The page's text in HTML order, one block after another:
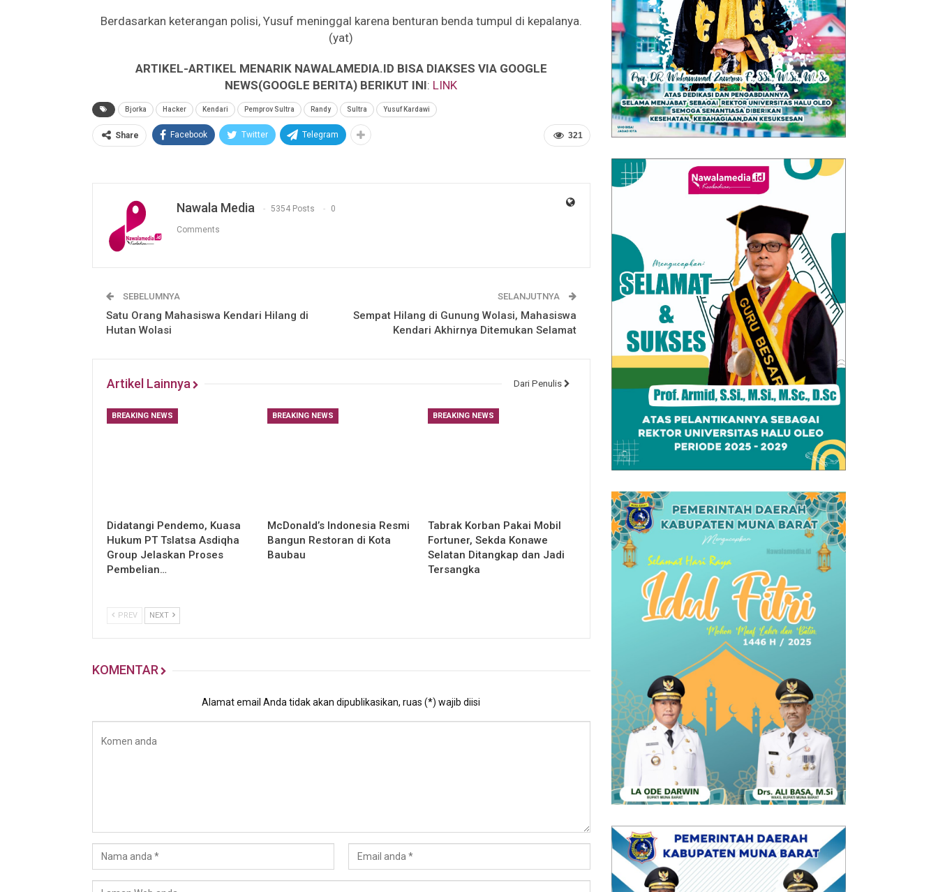
Berdasarkan keterangan polisi, Yusuf meninggal karena benturan benda tumpul di kepalanya.
(yat)
ARTIKEL-ARTIKEL MENARIK NAWALAMEDIA.ID BISA DIAKSES VIA GOOGLE
NEWS(GOOGLE BERITA) BERIKUT INI: LINK
Bjorka Hacker Kendari Pemprov Sultra Randy Sultra Yusuf Kardawi
321
Share Facebook Twitter Telegram
Nawala Media 5354 Posts 0
Comments
SEBELUMNYA
Satu Orang Mahasiswa Kendari Hilang di
Hutan Wolasi
SELANJUTNYA
Sempat Hilang di Gunung Wolasi, Mahasiswa
Kendari Akhirnya Ditemukan Selamat
Artikel Lainnya Dari Penulis
BREAKING NEWS
Didatangi Pendemo, Kuasa
Hukum PT Tslatsa Asdiqha
Group Jelaskan Proses
Pembelian…
BREAKING NEWS
McDonald’s Indonesia Resmi
Bangun Restoran di Kota
Baubau
BREAKING NEWS
Tabrak Korban Pakai Mobil
Fortuner, Sekda Konawe
Selatan Ditangkap dan Jadi
Tersangka
PREV NEXT
KOMENTAR
Alamat email Anda tidak akan dipublikasikan, ruas (*) wajib diisi